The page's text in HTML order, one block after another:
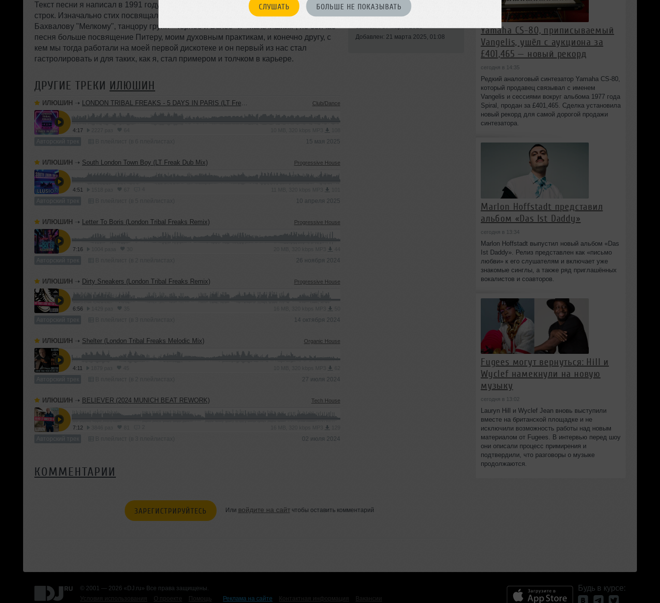
СЛУШАТЬ БОЛЬШЕ НЕ ПОКАЗЫВАТЬ
Текст песни я написал в 1991 году и вот спустя 34 года добавил еще несколько
строк. Изначально стих посвящался моему другу из Ленинграда, Алексею
Бахвалову "Мелкому", танцору групп "Черное и Белое" и "Мальчишник", но сейчас
песня больше посвящение Питеру, моим духовным практикам, и конечно другу, с
кем мы тогда работали на моей первой дискотеке и он первый из нас стал
гастролировать и для таких, как я, стал примером и толчком в карьере.
ДРУГИЕ ТРЕКИ ИЛЮШИН
ИЛЮШИН ➝ LONDON TRIBAL FREAKS - 5 DAYS IN PARIS (LT Freak Meow Extended Mix) Club/Dance
4:17
Авторский трек 15 мая 2025
ИЛЮШИН ➝ South London Town Boy (LT Freak Dub Mix) Progressive House
4:51
Авторский трек 10 апреля 2025
ИЛЮШИН ➝ Letter To Boris (London Tribal Freaks Remix) Progressive House
7:16
Авторский трек 26 ноября 2024
ИЛЮШИН ➝ Dirty Sneakers (London Tribal Freaks Remix) Progressive House
6:56
Авторский трек 14 октября 2024
ИЛЮШИН ➝ Shelter (London Tribal Freaks Melodic Mix) Organic House
4:11
Авторский трек 27 июля 2024
ИЛЮШИН ➝ BELIEVER (2024 MUNICH BEAT REWORK) Tech House
7:12
Авторский трек 02 июля 2024
Стиль: Dance-Pop
Записан: 07 марта 2025
Добавлен: 21 марта 2025, 01:08
КОММЕНТАРИИ
ЗАРЕГИСТРИРУЙТЕСЬ Или войдите на сайтчтобы оставить комментарий
Yamaha CS-80, приписываемый
Vangelis, ушёл с аукциона за
£401,465 — новый рекорд
сегодня в 14:35
Редкий аналоговый синтезатор Yamaha CS-80,
который продавец связывал с именем
Vangelis и сессиями вокруг альбома 1977 года
Spiral, продан за £401,465. Сделка установила
новый рекорд для самой дорогой продажи
синтезатора.
Marlon Hoffstadt представил
альбом «Das Ist Daddy»
сегодня в 13:34
Marlon Hoffstadt выпустил новый альбом «Das
Ist Daddy». Релиз представлен как «письмо
любви» к его слушателям и включает уже
знакомые синглы, а также ряд приглашённых
вокалистов и соавторов.
Fugees могут вернуться: Hill и
Wyclef намекнули на новую
музыку
сегодня в 13:02
Lauryn Hill и Wyclef Jean вновь выступили
вместе на британской площадке и не
исключили возможность работы над новым
материалом от Fugees. В интервью перед шоу
они описали процесс примирения и
подтвердили, что разговоры о музыке
продолжаются.
© 2001 — 2026 «DJ.ru» Все права защищены.
Условия использования
О проекте Помощь Реклама на сайте Контактная информация Вакансии
Будь в курсе: